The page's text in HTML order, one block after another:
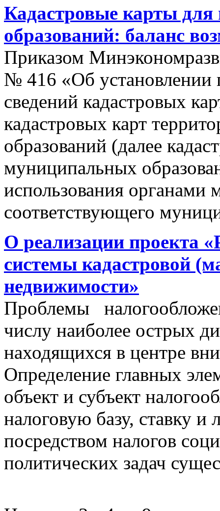
Кадастровые карты
образований: баланс
Приказом
№ 416 «Об установлении
сведений кадастровых
кадастровых карт
образований (далее
муниципальных
использования органами
соответствующего
О реализации проекта
системы кадастровой
недвижимости»
Проблемы
числу наиболее острых
находящихся в центре
Определение главных
объект и субъект
налоговую базу, ставку и
посредством налогов
политических задач